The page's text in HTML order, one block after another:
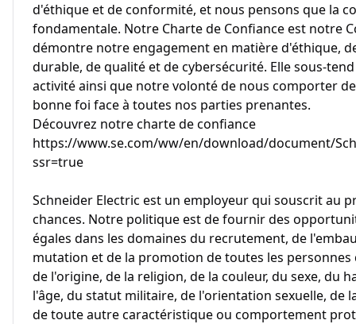
d'éthique et de conformité, et nous pensons que la
fondamentale. Notre Charte de Confiance est notre
démontre notre engagement en matière d'éthique,
durable, de qualité et de cybersécurité. Elle sous-
activité ainsi que notre volonté de nous comporter
bonne foi face à toutes nos parties prenantes.
Découvrez notre charte de confiance
https://www.se.com/ww/en/download/document/
ssr=true
Schneider Electric est un employeur qui souscrit au
chances. Notre politique est de fournir des
égales dans les domaines du recrutement, de
mutation et de la promotion de toutes les
de l'origine, de la religion, de la couleur, du sexe, du
l'âge, du statut militaire, de l'orientation sexuelle, de
de toute autre caractéristique ou comportement